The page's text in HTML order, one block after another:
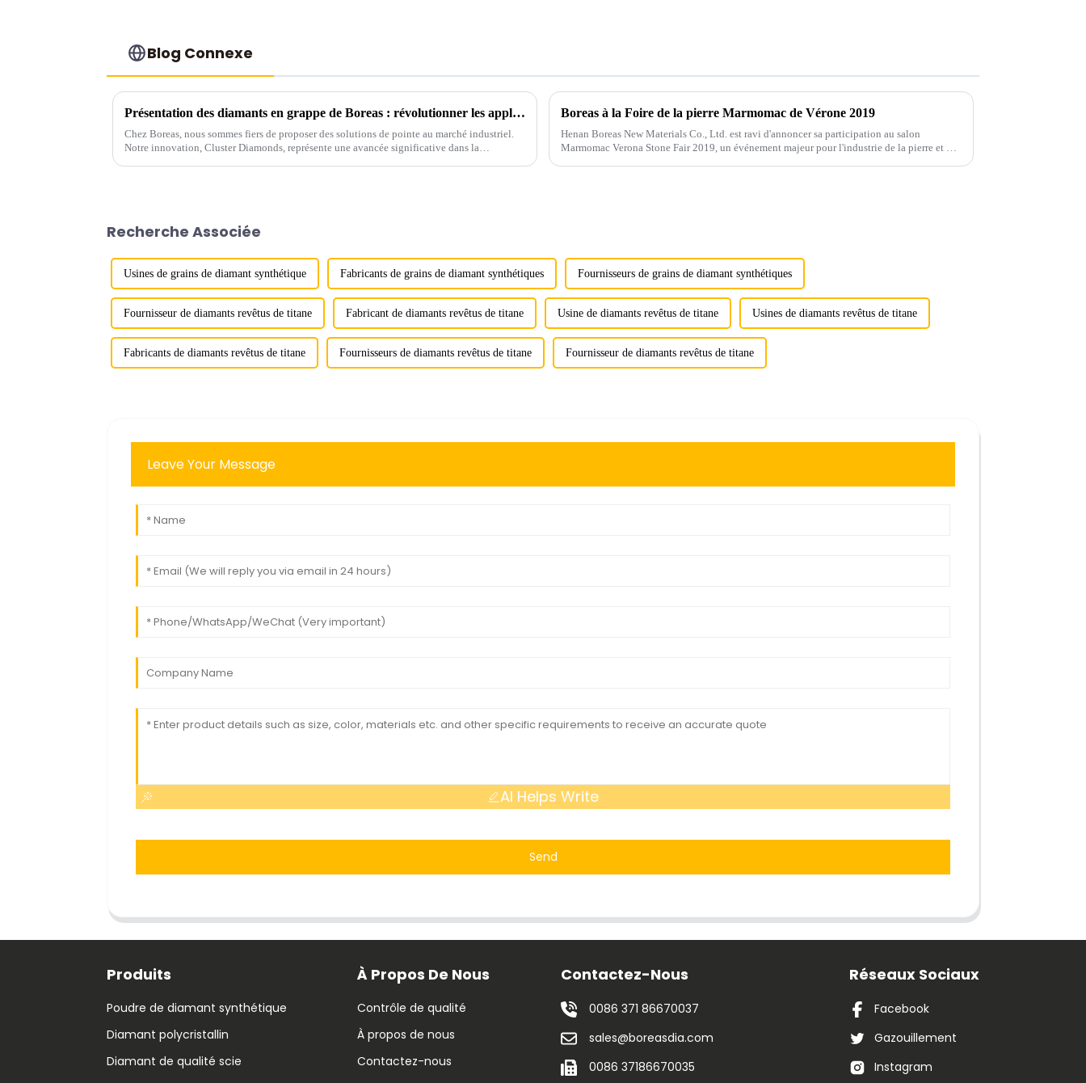
Blog Connexe
Présentation des diamants en grappe de Boreas : révolutionner les applications industrielles
Chez Boreas, nous sommes fiers de proposer des solutions de pointe au marché industriel.
Notre innovation, Cluster Diamonds, représente une avancée significative dans la
Boreas à la Foire de la pierre Marmomac de Vérone 2019
Henan Boreas New Materials Co., Ltd. est ravi d'annoncer sa participation au salon
Marmomac Verona Stone Fair 2019, un événement majeur pour l'industrie de la pierre et du
Recherche Associée
Usines de grains de diamant synthétique Fabricants de grains de diamant synthétiques Fournisseurs de grains de diamant synthétiques
Fournisseur de diamants revêtus de titane Fabricant de diamants revêtus de titane Usine de diamants revêtus de titane Usines de diamants revêtus de titane
Fabricants de diamants revêtus de titane Fournisseurs de diamants revêtus de titane Fournisseur de diamants revêtus de titane
Leave Your Message
AI Helps Write
Send
Produits
Poudre de diamant synthétique
Diamant polycristallin
Diamant de qualité scie
À Propos De Nous
Contrôle de qualité
À propos de nous
Contactez-nous
Contactez-Nous
0086 371 86670037
sales@boreasdia.com
0086 37186670035
Réseaux Sociaux
Facebook
Gazouillement
Instagram